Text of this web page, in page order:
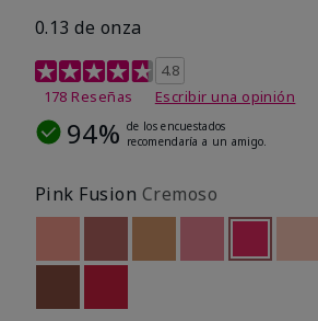
0.13 de onza
Calificación de clientes de 4,8 de 5
4.8
178 Reseñas
Escribir una opinión
94% de los encuestados
recomendaría a un amigo.
Pink Fusion Cremoso
Out of stockOut of stock
Out of